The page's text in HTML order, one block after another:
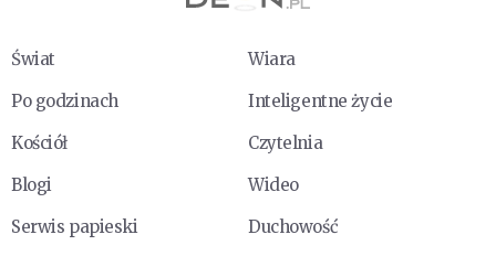
Świat
Wiara
Po godzinach
Inteligentne życie
Kościół
Czytelnia
Blogi
Wideo
Serwis papieski
Duchowość